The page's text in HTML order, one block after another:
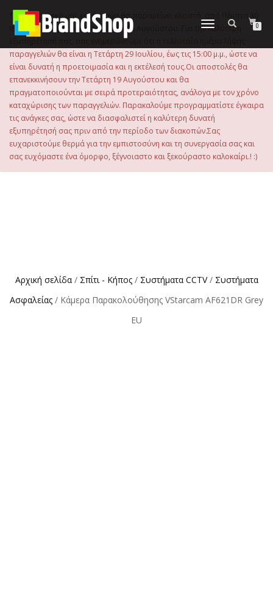
περιεχόμενο
Εναλλαγή
0
Το ηλεκτρονικό μας κατάστημα θα παραμείνει κλειστό, από Πέμπτη 30
Ιουλίου 2026 μέχρι και την Τρίτη 18 Αυγούστου. Για την καλύτερη
εξυπηρέτησή σας, σας ενημερώνουμε ότι η τελευταία ημέρα λήψης
παραγγελιών θα είναι η Τετάρτη 29 Ιουλίου, έως τις 15:00 μ.μ., ώστε να
είναι δυνατή η προετοιμασία και η εκτέλεσή τους.Οι αποστολές θα
επανεκκινήσουν την Τετάρτη 19 Αυγούστου και θα
πραγματοποιούνται με σειρά προτεραιότητας, ανάλογα με τον χρόνο
καταχώρισης των παραγγελιών. Παρακαλούμε προγραμματίστε έγκαιρα
τις ανάγκες σας, ώστε να διασφαλιστεί η καλύτερη δυνατή
εξυπηρέτησή σας πριν από την περίοδο των διακοπών.Σας
ευχαριστούμε θερμά για την εμπιστοσύνη και τη συνεργασία σας και
σας ευχόμαστε ένα όμορφο, ξέγνοιαστο και ξεκούραστο καλοκαίρι.! :)
Αρχική σελίδα/ Σπίτι - Κήπος/ Συστήματα CCTV/ Συστήματα
Ασφαλείας / Κάμερα Παρακολούθησης VStarcam AF621DR Grey
EU